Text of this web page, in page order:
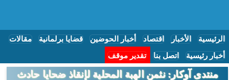
الرئيسية الأخبار اقتصاد أخبار الحوضين قضايا برلمانية مقالات
أخبار رئيسية اتصل بنا تقدير موقف
منتدى آوكار: نثمن الهبة المحلية لإنقاذ ضحايا حادث